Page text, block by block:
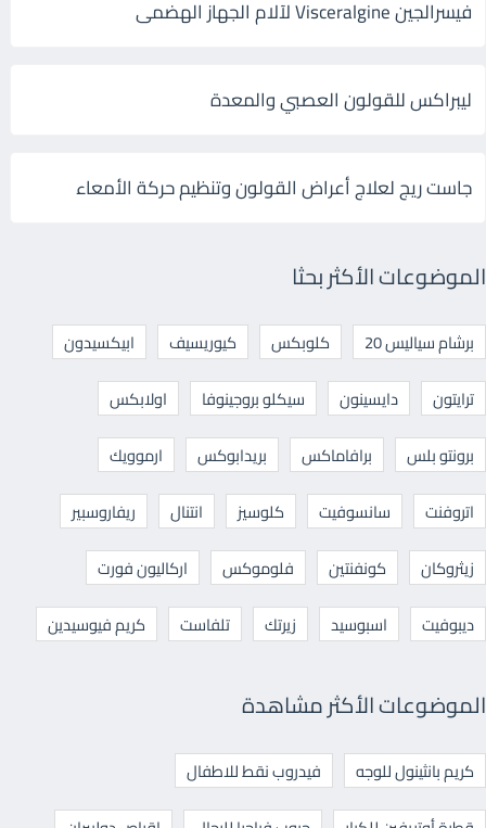
فيسرالجين Visceralgine لآلام الجهاز الهضمى
ليبراكس للقولون العصبي والمعدة
جاست ريج لعلاج أعراض القولون وتنظيم حركة الأمعاء
الموضوعات الأكثر بحثا
برشام سياليس 20 كلوبكس كيوريسيف
ابيكسيدون
ترايتون
دايسينون سيكلو بروجينوفا
اولابكس
برونتو بلس
برافاماكس بريدابوكس
ارموويك
اتروفنت
سانسوفيت كلوسيز انتنال
ريفاروسبير
زيثروكان
كونفنتين فلوموكس
اركاليون فورت
ديبوفيت
اسبوسيد زيرتك تلفاست كريم فيوسيدين
الموضوعات الأكثر مشاهدة
كريم بانثينول للوجه
فيدروب نقط للاطفال